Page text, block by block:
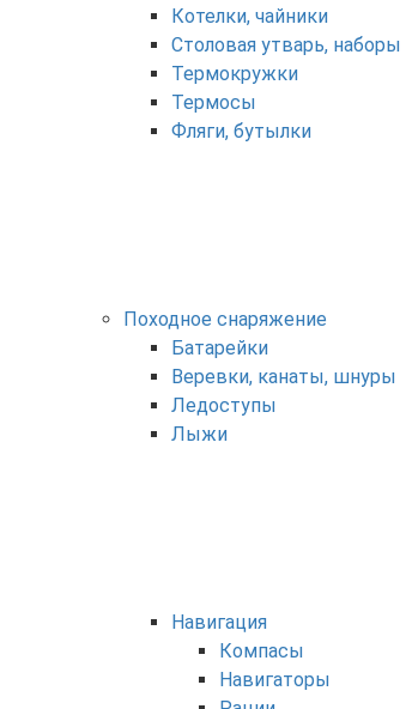
Котелки, чайники
Столовая утварь,
Термокружки
Термосы
Фляги, бутылки
Походное снаряжение
Батарейки
Веревки, канаты, шнуры
Ледоступы
Лыжи
Навигация
Компасы
Навигаторы